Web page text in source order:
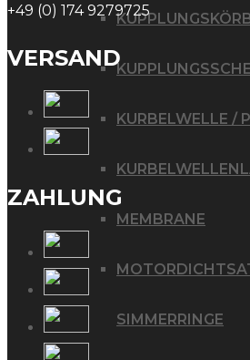
KURBELWELLE /
MEMBRANE
SIMMERRINGE
+49 (0) 174 9279725
VERSAND
ZAHLUNG